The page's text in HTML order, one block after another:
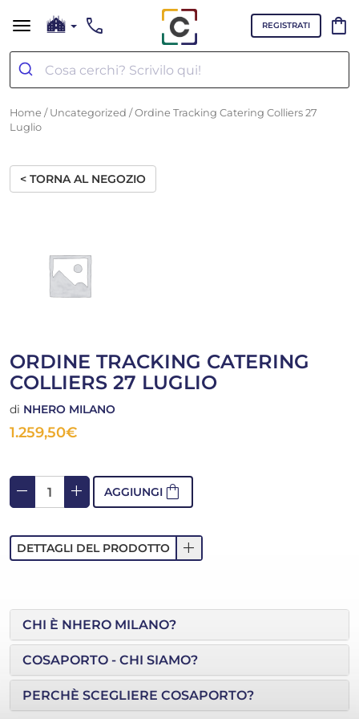
call REGISTRATI shopping_bag
Home / Uncategorized / Ordine Tracking Catering Colliers 27
Luglio
< TORNA AL NEGOZIO
ORDINE TRACKING CATERING
COLLIERS 27 LUGLIO
di NHERO MILANO
1.259,50€
remove add AGGIUNGI shopping_bag
DETTAGLI DEL PRODOTTO add
CHI È NHERO MILANO?
COSAPORTO - CHI SIAMO?
PERCHÈ SCEGLIERE COSAPORTO?